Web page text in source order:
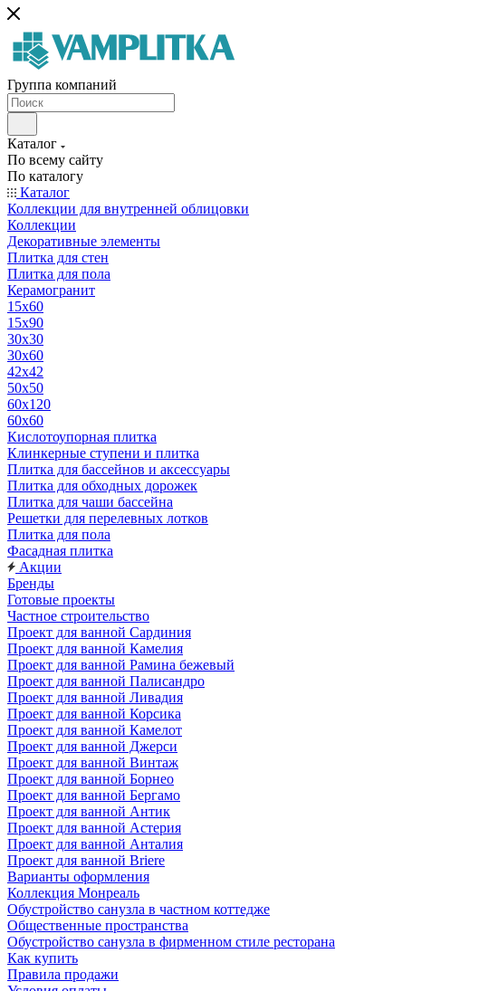
Группа компаний
Каталог
По всему сайту
По каталогу
Каталог
Коллекции для внутренней облицовки
Коллекции
Декоративные элементы
Плитка для стен
Плитка для пола
Керамогранит
15х60
15x90
30х30
30х60
42х42
50х50
60х120
60х60
Кислотоупорная плитка
Клинкерные ступени и плитка
Плитка для бассейнов и аксессуары
Плитка для обходных дорожек
Плитка для чаши бассейна
Решетки для перелевных лотков
Плитка для пола
Фасадная плитка
Акции
Бренды
Готовые проекты
Частное строительство
Проект для ванной Сардиния
Проект для ванной Камелия
Проект для ванной Рамина бежевый
Проект для ванной Палисандро
Проект для ванной Ливадия
Проект для ванной Корсика
Проект для ванной Камелот
Проект для ванной Джерси
Проект для ванной Винтаж
Проект для ванной Борнео
Проект для ванной Бергамо
Проект для ванной Антик
Проект для ванной Астерия
Проект для ванной Анталия
Проект для ванной Briere
Варианты оформления
Коллекция Монреаль
Обустройство санузла в частном коттедже
Общественные пространства
Обустройство санузла в фирменном стиле ресторана
Как купить
Правила продажи